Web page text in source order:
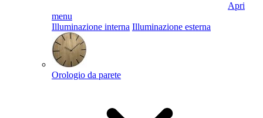
Apri
menu
Illuminazione interna Illuminazione esterna
Orologio da parete